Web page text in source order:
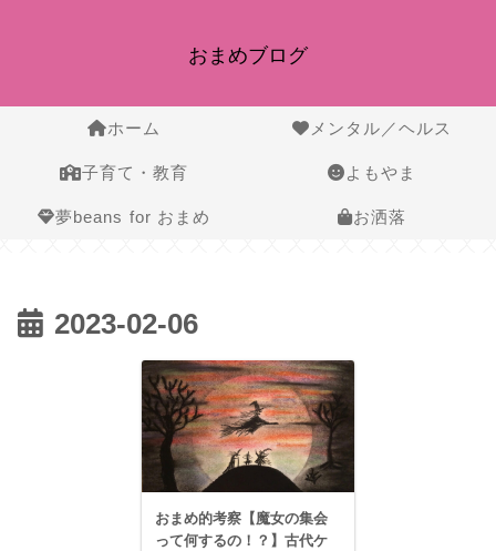
おまめブログ
ホーム メンタル／ヘルス
子育て・教育 よもやま
夢beans for おまめ お洒落
2023-02-06
おまめ的考察【魔女の集会
って何するの！？】古代ケ